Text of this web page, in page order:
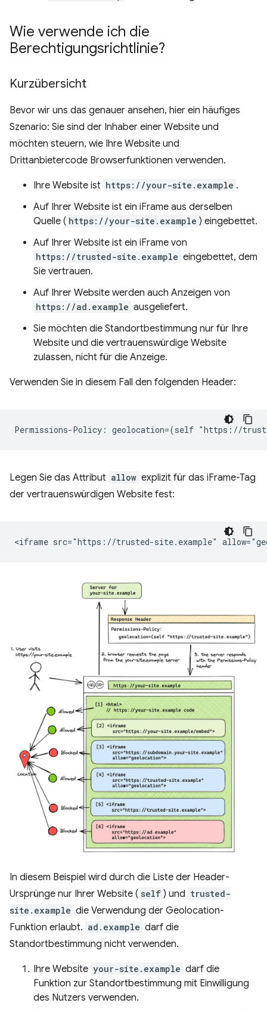
Wie verwende ich die
Berechtigungsrichtlinie?
Kurzübersicht
Bevor wir uns das genauer ansehen, hier ein häufiges
Szenario: Sie sind der Inhaber einer Website und
möchten steuern, wie Ihre Website und
Drittanbietercode Browserfunktionen verwenden.
Ihre Website ist https://your-site.example .
Auf Ihrer Website ist ein iFrame aus derselben
Quelle ( https://your-site.example ) eingebettet.
Auf Ihrer Website ist ein iFrame von
https://trusted-site.example eingebettet, dem
Sie vertrauen.
Auf Ihrer Website werden auch Anzeigen von
https://ad.example ausgeliefert.
Sie möchten die Standortbestimmung nur für Ihre
Website und die vertrauenswürdige Website
zulassen, nicht für die Anzeige.
Verwenden Sie in diesem Fall den folgenden Header:
Legen Sie das Attribut allow explizit für das iFrame-Tag
der vertrauenswürdigen Website fest:
In diesem Beispiel wird durch die Liste der Header-
Ursprünge nur Ihrer Website ( self ) und trusted-
site.example die Verwendung der Geolocation-
Funktion erlaubt. ad.example darf die
Standortbestimmung nicht verwenden.
Ihre Website your-site.example darf die
Funktion zur Standortbestimmung mit Einwilligung
des Nutzers verwenden.